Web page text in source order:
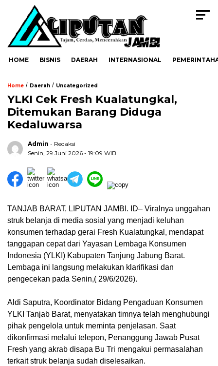
HOME BISNIS DAERAH INTERNASIONAL
Home / Daerah / Uncategorized
YLKI Cek Fresh Kualatungkal,
Ditemukan Barang Diduga
Kedaluwarsa
Admin - Redaksi
Senin, 29 Juni 2026 - 19:09 WIB
TANJAB BARAT, LIPUTAN JAMBI. ID– Viralnya unggahan
struk belanja di media sosial yang menjadi keluhan
konsumen terhadap gerai Fresh Kualatungkal, mendapat
tanggapan cepat dari Yayasan Lembaga Konsumen
Indonesia (YLKI) Kabupaten Tanjung Jabung Barat.
Lembaga ini langsung melakukan klarifikasi dan
pengecekan pada Senin,( 29/6/2026).
Aldi Saputra, Koordinator Bidang Pengaduan Konsumen
YLKI Tanjab Barat, menyatakan timnya telah menghubungi
pihak pengelola untuk meminta penjelasan. Saat
dikonfirmasi melalui telepon, Penanggung Jawab Pusat
Fresh yang akrab disapa Bu Tri mengakui permasalahan
terkait struk belanja sudah diselesaikan.